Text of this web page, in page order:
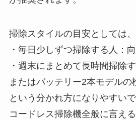
掃除スタイルの目安としては、
・毎日少しずつ掃除する人：
・週末にまとめて長時間掃除
またはバッテリー2本モデルの
という分かれ方になりやすいで
コードレス掃除機全般に言え